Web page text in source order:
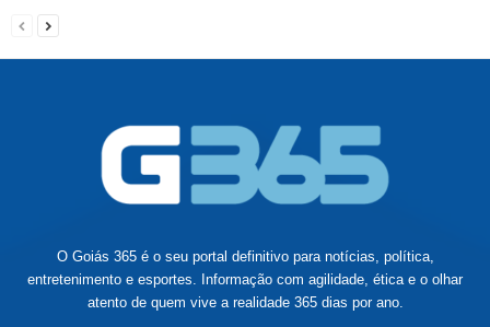
O Goiás 365 é o seu portal definitivo para notícias, política,
entretenimento e esportes. Informação com agilidade, ética e o olhar
atento de quem vive a realidade 365 dias por ano.